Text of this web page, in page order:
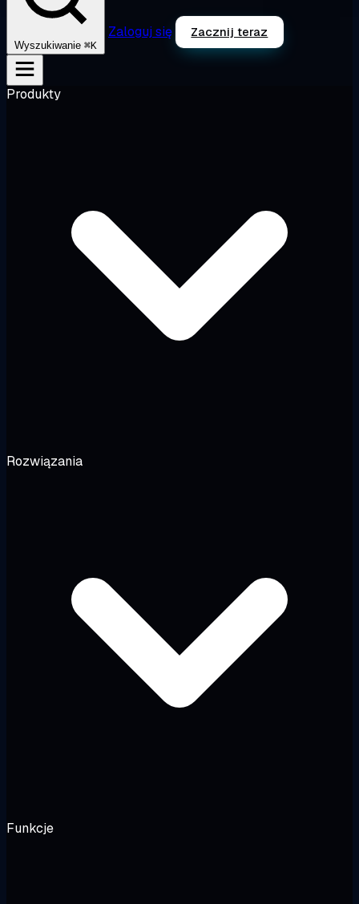
Wyszukiwanie ⌘K
Zaloguj się Zacznij teraz
Produkty
Rozwiązania
Funkcje